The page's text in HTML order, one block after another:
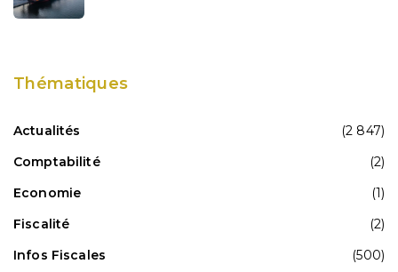
Thématiques
Actualités
(2 847)
Comptabilité
(2)
Economie
(1)
Fiscalité
(2)
Infos Fiscales
(500)